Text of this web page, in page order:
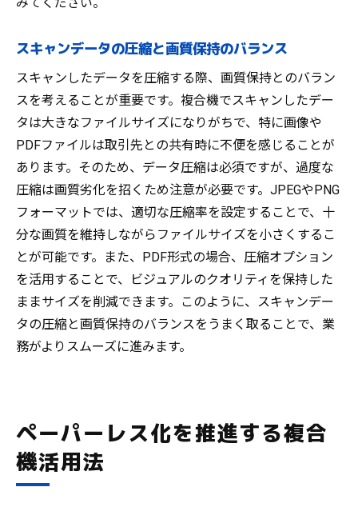
スキャンデータの圧縮と画質保持のバランス
スキャンしたデータを圧縮する際、画質保持とのバラン
スを考えることが重要です。複合機でスキャンしたデー
タは大きなファイルサイズになりがちで、特に画像や
PDFファイルは取引先との共有時に不便を感じることが
あります。そのため、データ圧縮は必須ですが、過度な
圧縮は画質劣化を招くため注意が必要です。JPEGやPNG
フォーマットでは、適切な圧縮率を設定することで、十
分な画質を維持しながらファイルサイズを小さくするこ
とが可能です。また、PDF形式の場合、圧縮オプション
を活用することで、ビジュアルのクオリティを保持した
ままサイズを削減できます。このように、スキャンデー
タの圧縮と画質保持のバランスをうまく取ることで、業
務がよりスムーズに進みます。
ペーパーレス化を推進する複合
機活用法